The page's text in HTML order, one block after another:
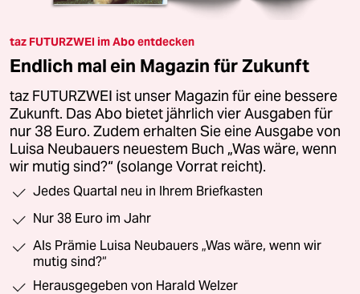
taz FUTURZWEI im Abo entdecken
Endlich mal ein Magazin für Zukunft
taz FUTURZWEI ist unser Magazin für eine bessere
Zukunft. Das Abo bietet jährlich vier Ausgaben für
nur 38 Euro. Zudem erhalten Sie eine Ausgabe von
Luisa Neubauers neuestem Buch „Was wäre, wenn
wir mutig sind?“ (solange Vorrat reicht).
Jedes Quartal neu in Ihrem Briefkasten
Nur 38 Euro im Jahr
Als Prämie Luisa Neubauers „Was wäre, wenn wir
mutig sind?“
Herausgegeben von Harald Welzer